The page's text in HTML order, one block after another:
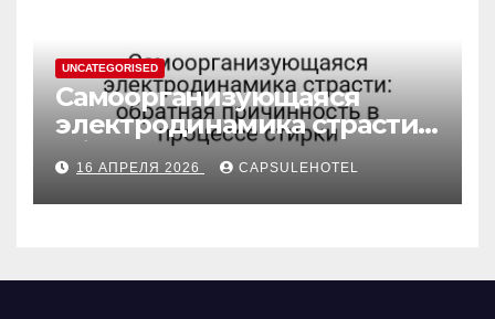
UNCATEGORISED
Самоорганизующаяся
электродинамика страсти:
обратная причинность в
процессе стирки
16 АПРЕЛЯ 2026 CAPSULEHOTEL